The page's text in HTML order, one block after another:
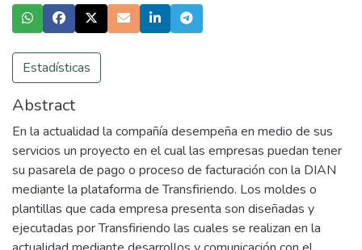
Estadísticas
Abstract
En la actualidad la compañía desempeña en medio de sus
servicios un proyecto en el cual las empresas puedan tener
su pasarela de pago o proceso de facturación con la DIAN
mediante la plataforma de Transfiriendo. Los moldes o
plantillas que cada empresa presenta son diseñadas y
ejecutadas por Transfiriendo las cuales se realizan en la